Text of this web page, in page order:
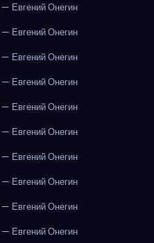
Евгений Онегин
Евгений Онегин
Евгений Онегин
Евгений Онегин
Евгений Онегин
Евгений Онегин
Евгений Онегин
Евгений Онегин
Евгений Онегин
Евгений Онегин